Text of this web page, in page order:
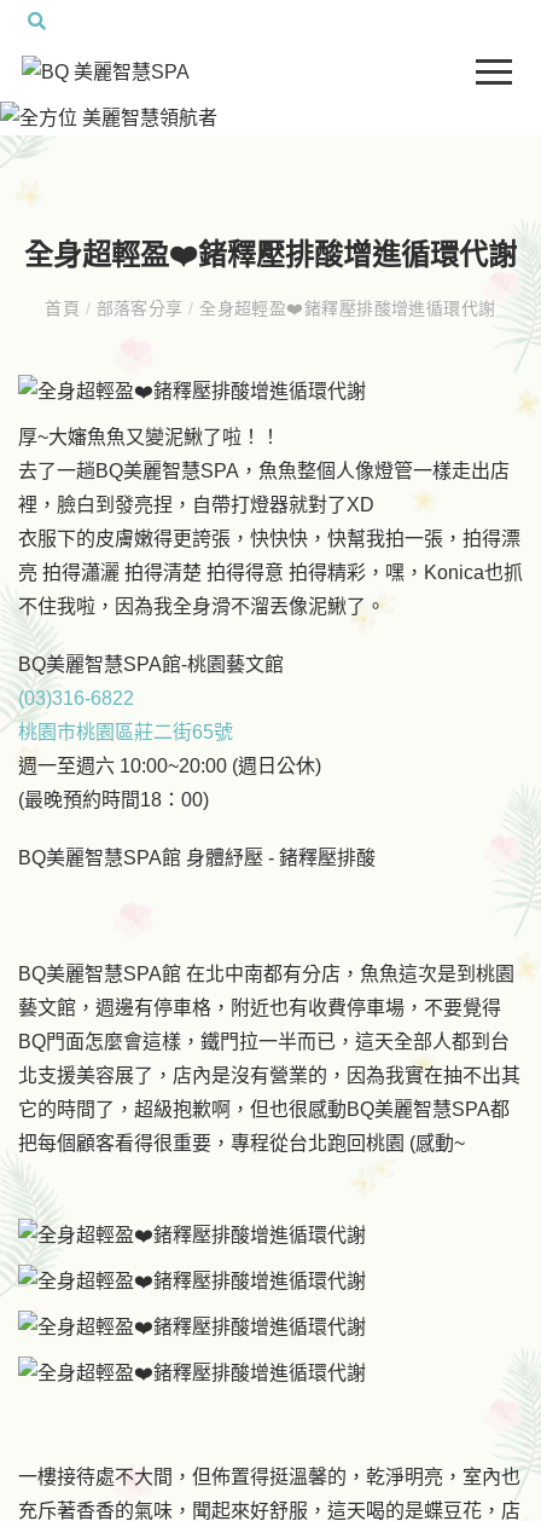
全身超輕盈❤️鍺釋壓排酸增進循環代謝
首頁 / 部落客分享/ 全身超輕盈❤️鍺釋壓排酸增進循環代謝
厚~大嬸魚魚又變泥鰍了啦！！
去了一趟BQ美麗智慧SPA，魚魚整個人像燈管一樣走出店
裡，臉白到發亮捏，自帶打燈器就對了XD
衣服下的皮膚嫩得更誇張，快快快，快幫我拍一張，拍得漂
亮 拍得瀟灑 拍得清楚 拍得得意 拍得精彩，嘿，Konica也抓
不住我啦，因為我全身滑不溜丟像泥鰍了。
BQ美麗智慧SPA館-桃園藝文館
(03)316-6822
桃園市桃園區莊二街65號
週一至週六 10:00~20:00 (週日公休)
(最晚預約時間18：00)
BQ美麗智慧SPA館 身體紓壓 - 鍺釋壓排酸
BQ美麗智慧SPA館 在北中南都有分店，魚魚這次是到桃園
藝文館，週邊有停車格，附近也有收費停車場，不要覺得
BQ門面怎麼會這樣，鐵門拉一半而已，這天全部人都到台
北支援美容展了，店內是沒有營業的，因為我實在抽不出其
它的時間了，超級抱歉啊，但也很感動BQ美麗智慧SPA都
把每個顧客看得很重要，專程從台北跑回桃園 (感動~
一樓接待處不大間，但佈置得挺溫馨的，乾淨明亮，室內也
充斥著香香的氣味，聞起來好舒服，這天喝的是蝶豆花，店